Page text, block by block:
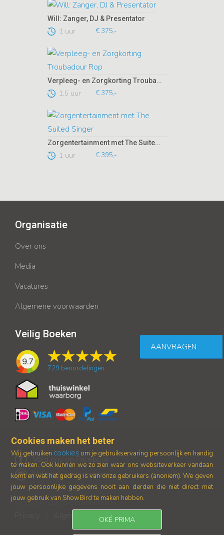
Will: Zanger, DJ & Presentator
1 uur € 375,-
Verpleeg- en Zorgkorting Troubadour Rop
1,5 uur € 375,-
Zorgentertainment met The Suited Singer
1 uur € 395,-
AANVRAGEN
Organisatie
Over ons
Media
Vacatures
Algemene voorwaarden
Veilig Boeken
9.7
729 beoordelingen
© 2017-2026 Showbird B.V.
Algemene voorwaarden
Volg ons op Facebook
Volg ons op Instagram
Cookies maken het beter
Wij gebruiken cookies om je gebruikservaring persoonlijk en handig
te maken. Ook kunnen we zo zien waar ons websiteverkeer vandaan
komt en wat het gedrag is van onze gebruikers (anoniem). We geven
jouw persoonlijke gegevens nooit aan derden die niet direct met
jouw gebruik van ShowBird te maken hebben.
OKÉ PRIMA